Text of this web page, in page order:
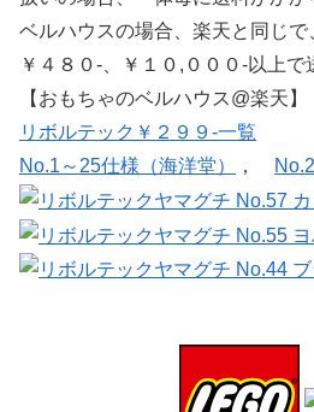
ベルハウスの場合、楽天と同じ
￥４８０-、￥１０,０００-以上で
【おもちゃのベルハウス@楽天】
リボルテック￥２９９-一覧
No.1～25仕様（海洋堂）
，